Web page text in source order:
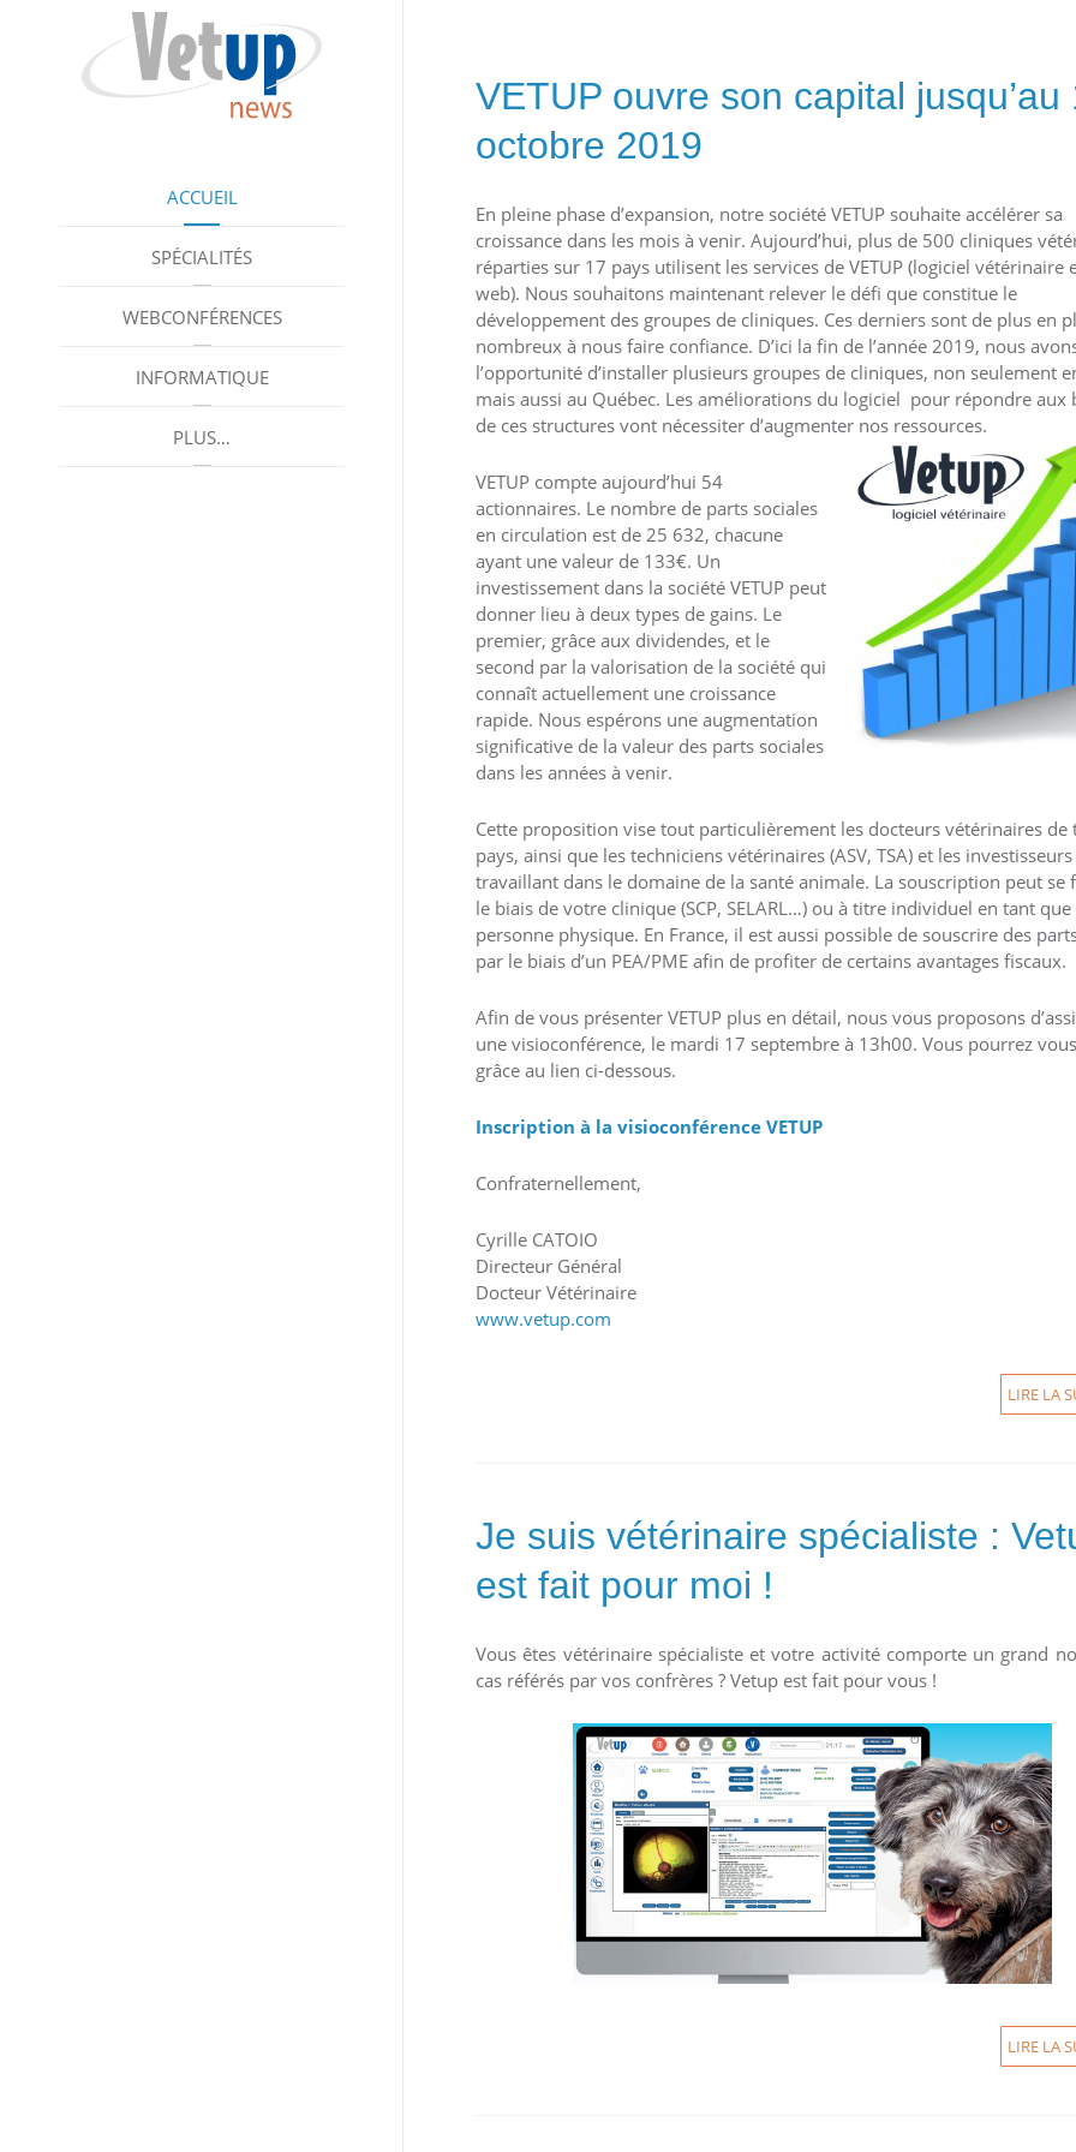
ACCUEIL
SPÉCIALITÉS
WEBCONFÉRENCES
INFORMATIQUE
PLUS…
VETUP ouvre son capital jusqu’au
octobre 2019
En pleine phase d’expansion, notre société VETUP souhaite accélérer sa
croissance dans les mois à venir. Aujourd’hui, plus de 500 cliniques
réparties sur 17 pays utilisent les services de VETUP (logiciel vétérinaire
web). Nous souhaitons maintenant relever le défi que constitue le
développement des groupes de cliniques. Ces derniers sont de plus en
nombreux à nous faire confiance. D’ici la fin de l’année 2019, nous
l’opportunité d’installer plusieurs groupes de cliniques, non seulement
mais aussi au Québec. Les améliorations du logiciel pour répondre aux
de ces structures vont nécessiter d’augmenter nos ressources.
VETUP compte aujourd’hui 54
actionnaires. Le nombre de parts sociales
en circulation est de 25 632, chacune
ayant une valeur de 133€. Un
investissement dans la société VETUP peut
donner lieu à deux types de gains. Le
premier, grâce aux dividendes, et le
second par la valorisation de la société qui
connaît actuellement une croissance
rapide. Nous espérons une augmentation
significative de la valeur des parts sociales
dans les années à venir.
Cette proposition vise tout particulièrement les docteurs vétérinaires de
pays, ainsi que les techniciens vétérinaires (ASV, TSA) et les investisseurs
travaillant dans le domaine de la santé animale. La souscription peut se
le biais de votre clinique (SCP, SELARL…) ou à titre individuel en tant que
personne physique. En France, il est aussi possible de souscrire des
par le biais d’un PEA/PME afin de profiter de certains avantages fiscaux.
Afin de vous présenter VETUP plus en détail, nous vous proposons
une visioconférence, le mardi 17 septembre à 13h00. Vous pourrez
grâce au lien ci-dessous.
Inscription à la visioconférence VETUP
Confraternellement,
Cyrille CATOIO
Directeur Général
Docteur Vétérinaire
www.vetup.com
LIRE LA
Je suis vétérinaire spécialiste :
est fait pour moi !
Vous êtes vétérinaire spécialiste et votre activité comporte un grand
cas référés par vos confrères ? Vetup est fait pour vous !
LIRE LA